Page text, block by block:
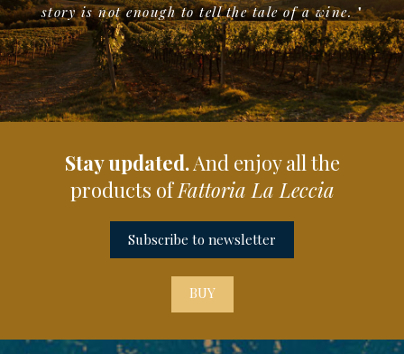
story is not enough to tell the tale of a wine."
Stay updated.And enjoy all the
products ofFattoria La Leccia
Subscribe to newsletter
BUY